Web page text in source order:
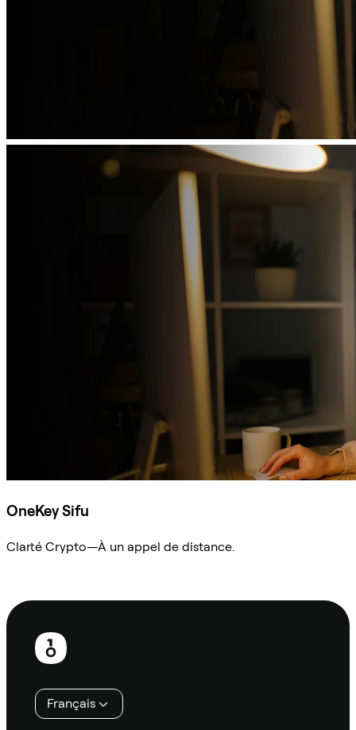
OneKey Sifu
Clarté Crypto—À un appel de distance.
Pied
page
Français